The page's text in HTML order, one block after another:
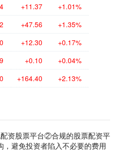
+11.37 +1.01%
+47.56 +1.35%
+12.30 +0.17%
+0.10 +0.04%
+164.40 +2.13%
资股票平台②合规的股票配资平
避免投资者陷入不必要的费用